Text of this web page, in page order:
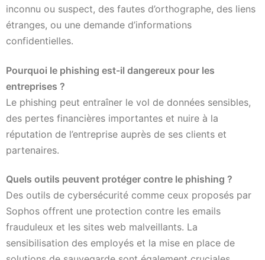
inconnu ou suspect, des fautes d’orthographe, des liens
étranges, ou une demande d’informations
confidentielles.
Pourquoi le phishing est-il dangereux pour les
entreprises ?
Le phishing peut entraîner le vol de données sensibles,
des pertes financières importantes et nuire à la
réputation de l’entreprise auprès de ses clients et
partenaires.
Quels outils peuvent protéger contre le phishing ?
Des outils de cybersécurité comme ceux proposés par
Sophos offrent une protection contre les emails
frauduleux et les sites web malveillants. La
sensibilisation des employés et la mise en place de